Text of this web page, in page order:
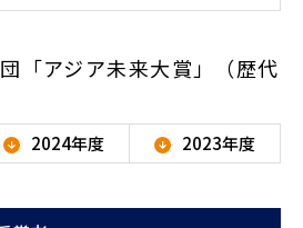
「アジア未来大賞」（歴代
2024年度 2023年度